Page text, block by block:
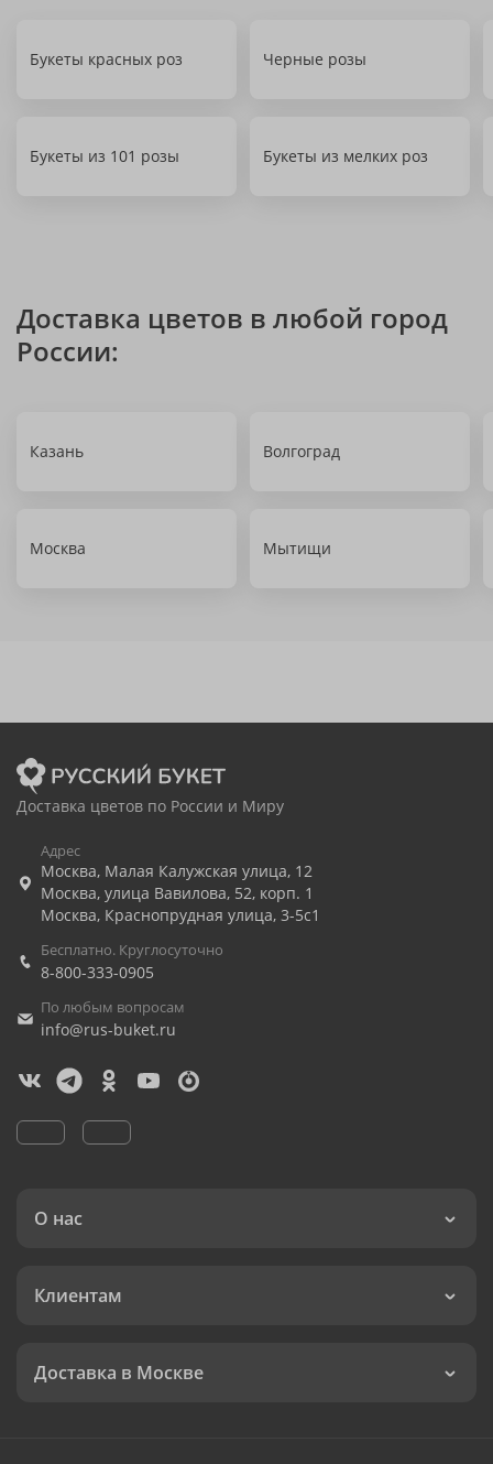
Букеты красных роз Черные розы
Букеты из 101 розы Букеты из мелких роз
Доставка цветов в любой город
России:
Казань Волгоград
Москва Мытищи
Доставка цветов по России и Миру
Адрес
Москва, Малая Калужская улица, 12
Москва, улица Вавилова, 52, корп. 1
Москва, Краснопрудная улица, 3-5с1
Бесплатно. Круглосуточно
8-800-333-0905
По любым вопросам
info@rus-buket.ru
О нас
Клиентам
Доставка в Москве